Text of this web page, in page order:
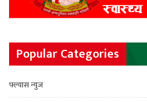
Popular Categories
फ्ल्यास न्युज